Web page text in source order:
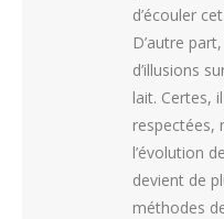
d’écouler
D’autre
d’illusions
lait. Certes,
respectées,
l’évolution
devient de
méthodes